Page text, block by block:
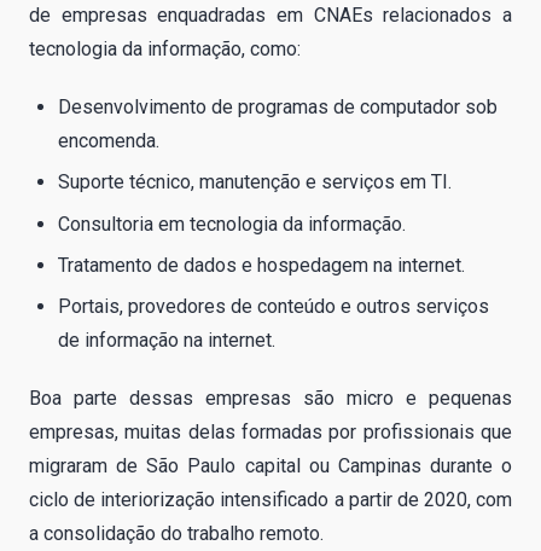
de empresas enquadradas em CNAEs relacionados a
tecnologia da informação, como:
Desenvolvimento de programas de computador sob
encomenda.
Suporte técnico, manutenção e serviços em TI.
Consultoria em tecnologia da informação.
Tratamento de dados e hospedagem na internet.
Portais, provedores de conteúdo e outros serviços
de informação na internet.
Boa parte dessas empresas são micro e pequenas
empresas, muitas delas formadas por profissionais que
migraram de São Paulo capital ou Campinas durante o
ciclo de interiorização intensificado a partir de 2020, com
a consolidação do trabalho remoto.